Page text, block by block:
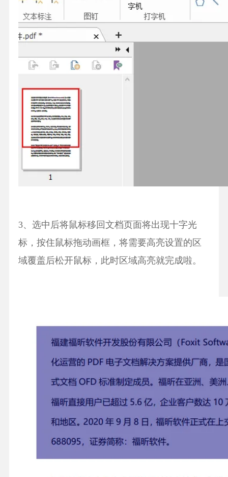
3、选中后将鼠标移回文档页面将出现十字光
标，按住鼠标拖动画框，将需要高亮设置的区
域覆盖后松开鼠标，此时区域高亮就完成啦。